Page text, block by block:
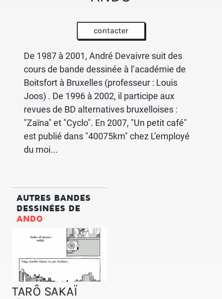
contacter
De 1987 à 2001, André Devaivre suit des
cours de bande dessinée à l’académie de
Boitsfort à Bruxelles (professeur : Louis
Joos) . De 1996 à 2002, il participe aux
revues de BD alternatives bruxelloises :
"Zaïna" et "Cyclo". En 2007, "Un petit café"
est publié dans "40075km" chez L’employé
du moi...
AUTRES BANDES
DESSINÉES DE
ANDO
TARÔ SAKAÏ